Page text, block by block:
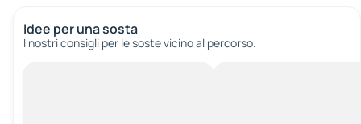
Idee per una sosta
I nostri consigli per le soste vicino al percorso.